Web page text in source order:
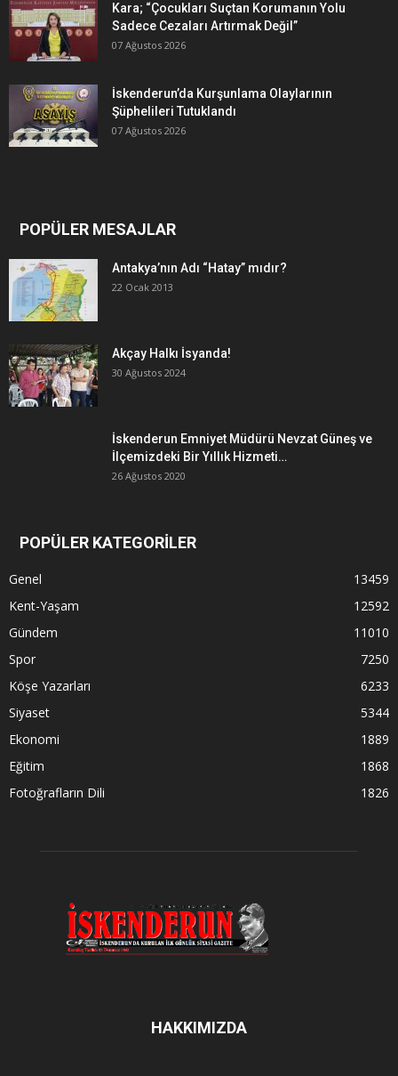
Kara; “Çocukları Suçtan Korumanın Yolu
Sadece Cezaları Artırmak Değil”
07 Ağustos 2026
İskenderun’da Kurşunlama Olaylarının
Şüphelileri Tutuklandı
07 Ağustos 2026
POPÜLER MESAJLAR
Antakya’nın Adı “Hatay” mıdır?
22 Ocak 2013
Akçay Halkı İsyanda!
30 Ağustos 2024
İskenderun Emniyet Müdürü Nevzat Güneş ve
İlçemizdeki Bir Yıllık Hizmeti…
26 Ağustos 2020
POPÜLER KATEGORİLER
Genel
13459
Kent-Yaşam
12592
Gündem
11010
Spor
7250
Köşe Yazarları
6233
Siyaset
5344
Ekonomi
1889
Eğitim
1868
Fotoğrafların Dili
1826
HAKKIMIZDA